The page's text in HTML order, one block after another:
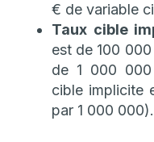
€ de variable
Taux cible
est de 100
de 1 000
cible implicite
par 1 000 000).